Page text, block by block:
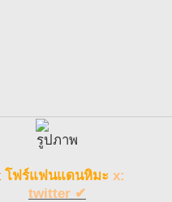
โฟร์แฟนแดนหิมะ x:
twitter ✔